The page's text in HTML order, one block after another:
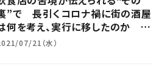
”で 長引くコロナ禍に街の酒屋
何を考え、実行に移したのか 大
・北区
07/21（水）